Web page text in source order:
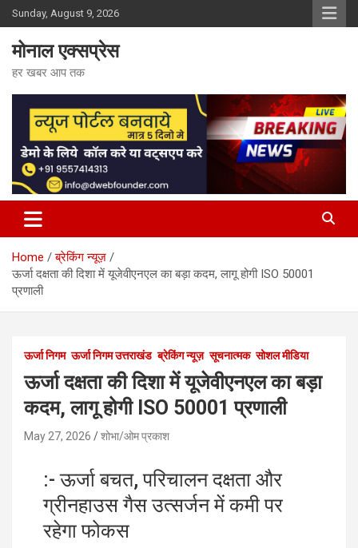
Skip
to
content
Sunday, August 9, 2026
मोनाल एक्सप्रेस
हर खबर आप तक
Home
ब्रेकिंग न्यूज़
ऊर्जा दक्षता की दिशा में यूजेवीएनएल का बड़ा कदम, लागू होगी ISO 50001
प्रणाली
ऊर्जा निगम ऊर्जा निगम उत्तराखंड ब्रेकिंग न्यूज़ सूचनात्मक सोशल मीडिया
ऊर्जा दक्षता की दिशा में यूजेवीएनएल का बड़ा
कदम, लागू होगी ISO 50001 प्रणाली
May 27, 2026 शोभा/ओम प्रकाश
:- ऊर्जा बचत, परिचालन दक्षता और
ग्रीनहाउस गैस उत्सर्जन में कमी पर
रहेगा फोकस